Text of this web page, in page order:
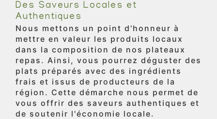
Des Saveurs Locales et
Authentiques
Nous mettons un point d'honneur à
mettre en valeur les produits locaux
dans la composition de nos plateaux
repas. Ainsi, vous pourrez déguster des
plats préparés avec des ingrédients
frais et issus de producteurs de la
région. Cette démarche nous permet de
vous offrir des saveurs authentiques et
de soutenir l'économie locale.